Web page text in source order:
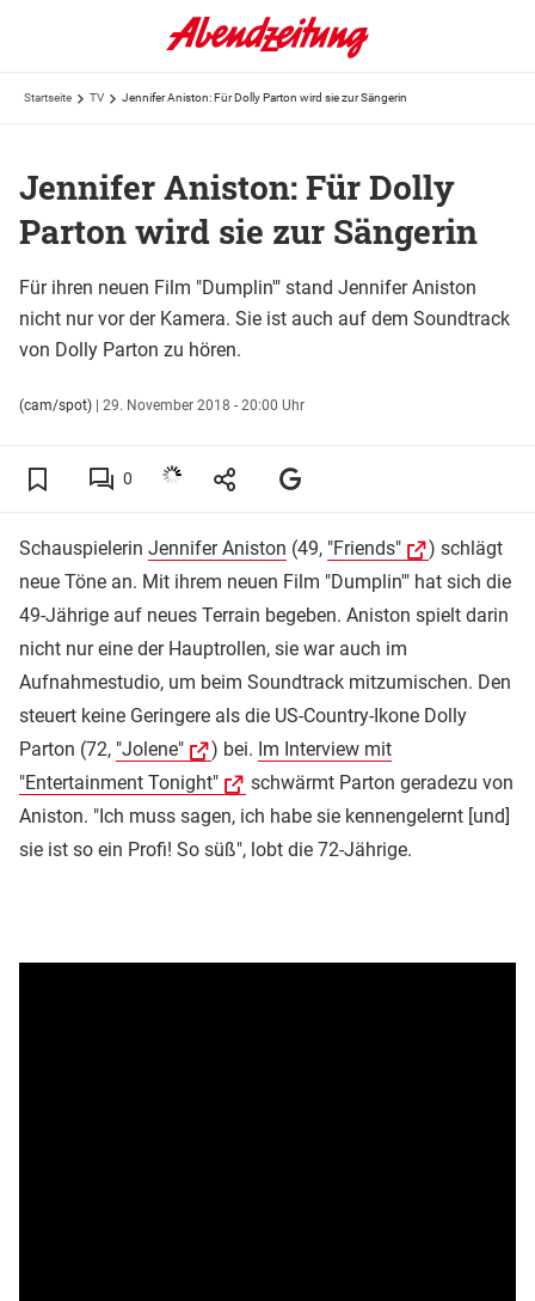
Startseite TV Jennifer Aniston: Für Dolly Parton wird sie zur Sängerin
Jennifer Aniston: Für Dolly
Parton wird sie zur Sängerin
Für ihren neuen Film "Dumplin'" stand Jennifer Aniston
nicht nur vor der Kamera. Sie ist auch auf dem Soundtrack
von Dolly Parton zu hören.
(cam/spot) | 29. November 2018 - 20:00 Uhr
0
Schauspielerin Jennifer Aniston (49, "Friends"
) schlägt
neue Töne an. Mit ihrem neuen Film "Dumplin'" hat sich die
49-Jährige auf neues Terrain begeben. Aniston spielt darin
nicht nur eine der Hauptrollen, sie war auch im
Aufnahmestudio, um beim Soundtrack mitzumischen. Den
steuert keine Geringere als die US-Country-Ikone Dolly
Parton (72, "Jolene" ) bei. Im Interview mit
"Entertainment Tonight"
schwärmt Parton geradezu von
Aniston. "Ich muss sagen, ich habe sie kennengelernt [und]
sie ist so ein Profi! So süß", lobt die 72-Jährige.